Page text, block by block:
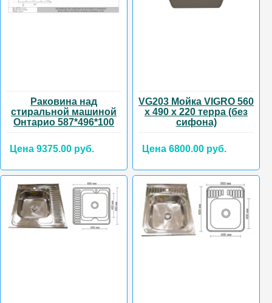
Раковина над
стиральной машиной
Онтарио 587*496*100
Цена 9375.00 руб.
VG203 Мойка VIGRO 560
х 490 х 220 терра (без
сифона)
Цена 6800.00 руб.